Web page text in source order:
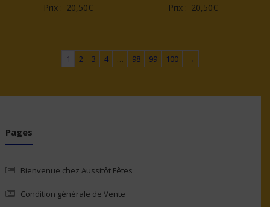
Prix : 20,50€ Prix : 20,50€
1 2 3 4 … 98 99 100 →
Pages
Bienvenue chez Aussitôt Fêtes
Condition générale de Vente